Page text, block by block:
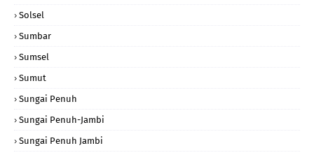
Solsel
Sumbar
Sumsel
Sumut
Sungai Penuh
Sungai Penuh-Jambi
Sungai Penuh Jambi